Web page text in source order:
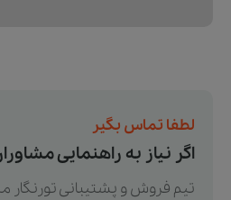
لطفا تماس بگیر
اگر نیاز به راهنمایی
تیم فروش و پشتیبانی